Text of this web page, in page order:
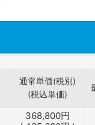
通常単価(税別)
(税込単価)
368,800円